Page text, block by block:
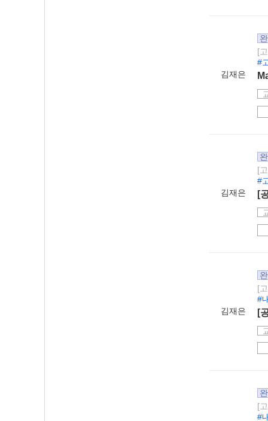
김재은
[
#
김재은
[
#
[
김재은
[
#
[
[
#